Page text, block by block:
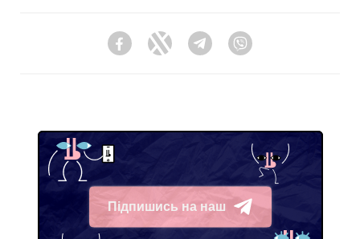
FacebookTwitter Telegram
Підпишись на наш
Telegram